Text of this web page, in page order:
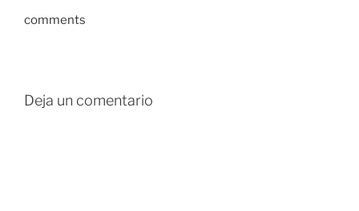
comments
Deja un comentario